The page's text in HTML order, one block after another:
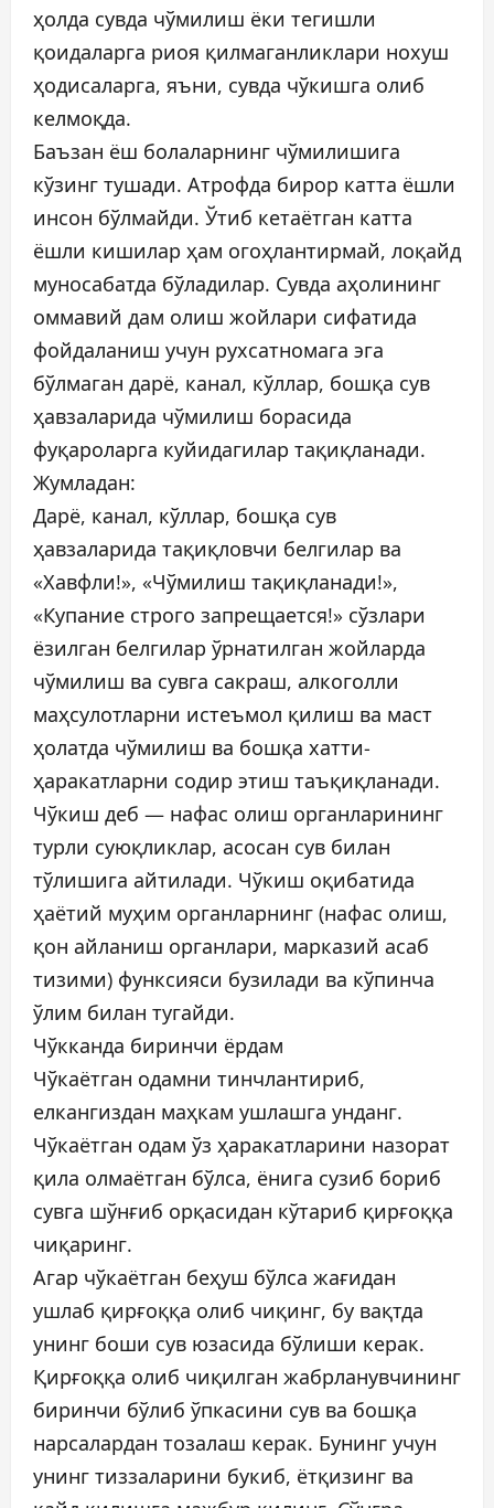
ҳолда сувда чўмилиш ёки тегишли
қоидаларга риоя қилмаганликлари нохуш
ҳодисаларга, яъни, сувда чўкишга олиб
келмоқда.
Баъзан ёш болаларнинг чўмилишига
кўзинг тушади. Атрофда бирор катта ёшли
инсон бўлмайди. Ўтиб кетаётган катта
ёшли кишилар ҳам огоҳлантирмай, лоқайд
муносабатда бўладилар. Сувда аҳолининг
оммавий дам олиш жойлари сифатида
фойдаланиш учун рухсатномага эга
бўлмаган дарё, канал, кўллар, бошқа сув
ҳавзаларида чўмилиш борасида
фуқароларга куйидагилар тақиқланади.
Жумладан:
Дарё, канал, кўллар, бошқа сув
ҳавзаларида тақиқловчи белгилар ва
«Хавфли!», «Чўмилиш тақиқланади!»,
«Купание строго запрещается!» сўзлари
ёзилган белгилар ўрнатилган жойларда
чўмилиш ва сувга сакраш, алкоголли
маҳсулотларни истеъмол қилиш ва маст
ҳолатда чўмилиш ва бошқа хатти-
ҳаракатларни содир этиш таъқиқланади.
Чўкиш деб — нафас олиш органларининг
турли суюқликлар, асосан сув билан
тўлишига айтилади. Чўкиш оқибатида
ҳаётий муҳим органларнинг (нафас олиш,
қон айланиш органлари, марказий асаб
тизими) функсияси бузилади ва кўпинча
ўлим билан тугайди.
Чўкканда биринчи ёрдам
Чўкаётган одамни тинчлантириб,
елкангиздан маҳкам ушлашга унданг.
Чўкаётган одам ўз ҳаракатларини назорат
қила олмаётган бўлса, ёнига сузиб бориб
сувга шўнғиб орқасидан кўтариб қирғоққа
чиқаринг.
Агар чўкаётган беҳуш бўлса жағидан
ушлаб қирғоққа олиб чиқинг, бу вақтда
унинг боши сув юзасида бўлиши керак.
Қирғоққа олиб чиқилган жабрланувчининг
биринчи бўлиб ўпкасини сув ва бошқа
нарсалардан тозалаш керак. Бунинг учун
унинг тиззаларини букиб, ётқизинг ва